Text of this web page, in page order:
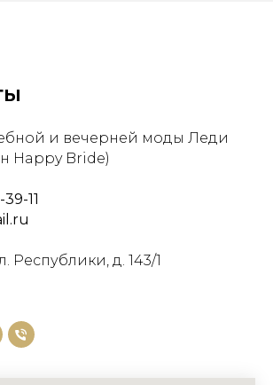
и вечерней моды Леди
Happy Bride)
11
Республики, д. 143/1